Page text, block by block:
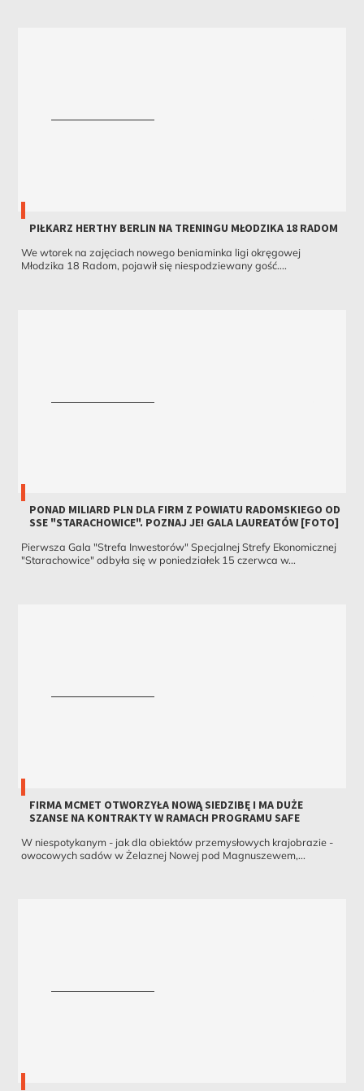
PIŁKARZ HERTHY BERLIN NA TRENINGU MŁODZIKA 18 RADOM
We wtorek na zajęciach nowego beniaminka ligi okręgowej
Młodzika 18 Radom, pojawił się niespodziewany gość....
PONAD MILIARD PLN DLA FIRM Z POWIATU RADOMSKIEGO OD
SSE "STARACHOWICE". POZNAJ JE! GALA LAUREATÓW [FOTO]
Pierwsza Gala "Strefa Inwestorów" Specjalnej Strefy Ekonomicznej
"Starachowice" odbyła się w poniedziałek 15 czerwca w...
FIRMA MCMET OTWORZYŁA NOWĄ SIEDZIBĘ I MA DUŻE
SZANSE NA KONTRAKTY W RAMACH PROGRAMU SAFE
W niespotykanym - jak dla obiektów przemysłowych krajobrazie -
owocowych sadów w Żelaznej Nowej pod Magnuszewem,...